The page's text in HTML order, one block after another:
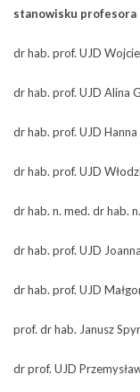
stanowisku
dr hab. prof. UJD
dr hab. prof. UJD Alina
dr hab. prof. UJD Hanna
dr hab. prof. UJD
dr hab. n. med. dr hab.
dr hab. prof. UJD
dr hab. prof. UJD
prof. dr hab. Janusz
dr prof. UJD